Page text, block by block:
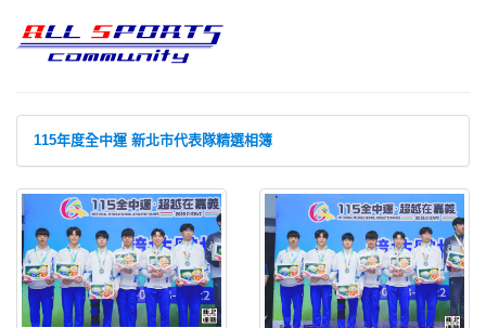
115年度全中運 新北市代表隊精選相簿